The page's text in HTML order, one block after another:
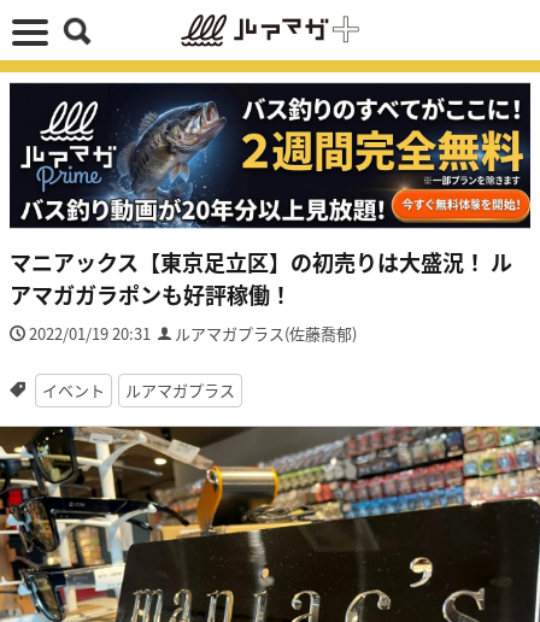
マニアックス【東京足立区】の初売りは大盛況！ ル
アマガガラポンも好評稼働！
2022/01/19 20:31 ルアマガプラス(佐藤喬郁)
イベント ルアマガプラス